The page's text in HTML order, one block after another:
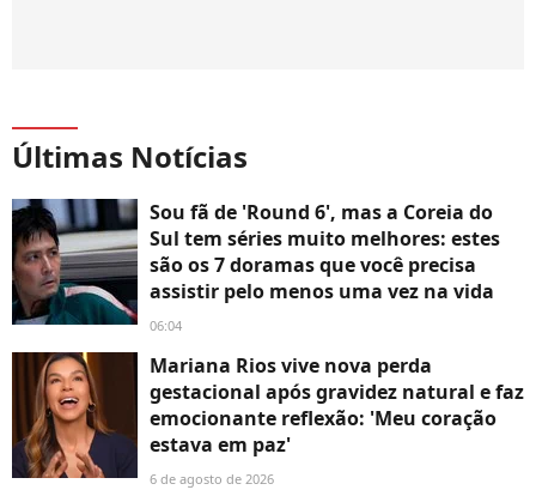
Últimas Notícias
Sou fã de 'Round 6', mas a Coreia do
Sul tem séries muito melhores: estes
são os 7 doramas que você precisa
assistir pelo menos uma vez na vida
06:04
Mariana Rios vive nova perda
gestacional após gravidez natural e faz
emocionante reflexão: 'Meu coração
estava em paz'
6 de agosto de 2026